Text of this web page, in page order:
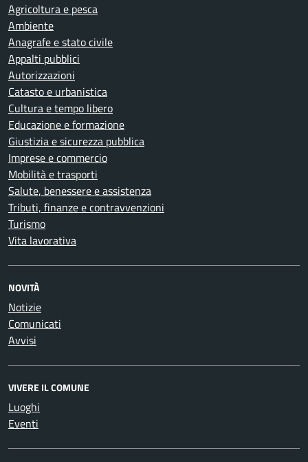
Agricoltura e pesca
Ambiente
Anagrafe e stato civile
Appalti pubblici
Autorizzazioni
Catasto e urbanistica
Cultura e tempo libero
Educazione e formazione
Giustizia e sicurezza pubblica
Imprese e commercio
Mobilità e trasporti
Salute, benessere e assistenza
Tributi, finanze e contravvenzioni
Turismo
Vita lavorativa
NOVITÀ
Notizie
Comunicati
Avvisi
VIVERE IL COMUNE
Luoghi
Eventi